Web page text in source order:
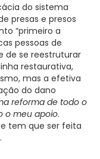
do sistema
presas e presos
“primeiro a
pessoas de
de se reestruturar
restaurativa,
mas a efetiva
do dano
reforma de todo o
o meu apoio.
tem que ser feita